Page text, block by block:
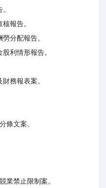
報告。
勞分配報告。
股利情形報告。
財務報表案。
條文案。
業禁止限制案。